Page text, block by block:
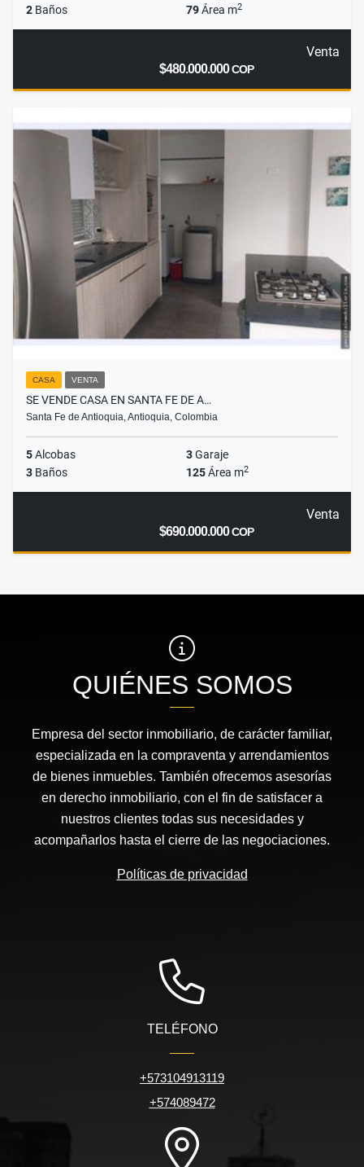
2 Baños 79Área m2
Venta
$480.000.000COP
CASA VENTA
SE VENDE CASA EN SANTA FE DE A…
Santa Fe de Antioquia, Antioquia, Colombia
5Alcobas 3Garaje
3 Baños 125Área m2
Venta
$690.000.000COP
QUIÉNES SOMOS
Empresa del sector inmobiliario, de carácter familiar,
especializada en la compraventa y arrendamientos
de bienes inmuebles. También ofrecemos asesorías
en derecho inmobiliario, con el fin de satisfacer a
nuestros clientes todas sus necesidades y
acompañarlos hasta el cierre de las negociaciones.
Políticas de privacidad
TELÉFONO
+573104913119
+574089472